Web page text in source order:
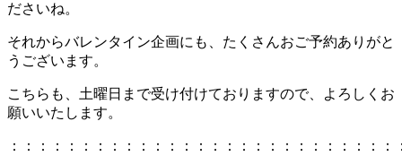
ださいね。
それからバレンタイン企画にも、たくさんおご予約ありがと
うございます。
こちらも、土曜日まで受け付けておりますので、よろしくお
願いいたします。
：：：：：：：：：：：：：：：：：：：：：：：：：：：